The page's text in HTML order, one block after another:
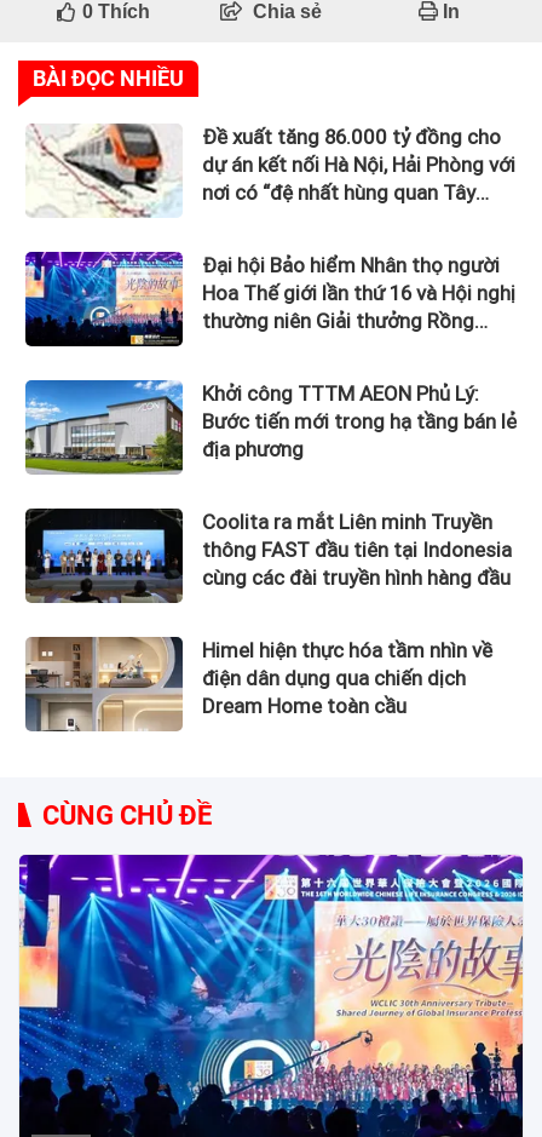
0Thích Chia sẻ In
BÀI ĐỌC NHIỀU
Đề xuất tăng 86.000 tỷ đồng cho
dự án kết nối Hà Nội, Hải Phòng với
nơi có “đệ nhất hùng quan Tây
Đại hội Bảo hiểm Nhân thọ người
Hoa Thế giới lần thứ 16 và Hội nghị
thường niên Giải thưởng Rồng
Khởi công TTTM AEON Phủ Lý:
Bước tiến mới trong hạ tầng bán lẻ
địa phương
Coolita ra mắt Liên minh Truyền
thông FAST đầu tiên tại Indonesia
cùng các đài truyền hình hàng đầu
Himel hiện thực hóa tầm nhìn về
điện dân dụng qua chiến dịch
Dream Home toàn cầu
CÙNG CHỦ ĐỀ